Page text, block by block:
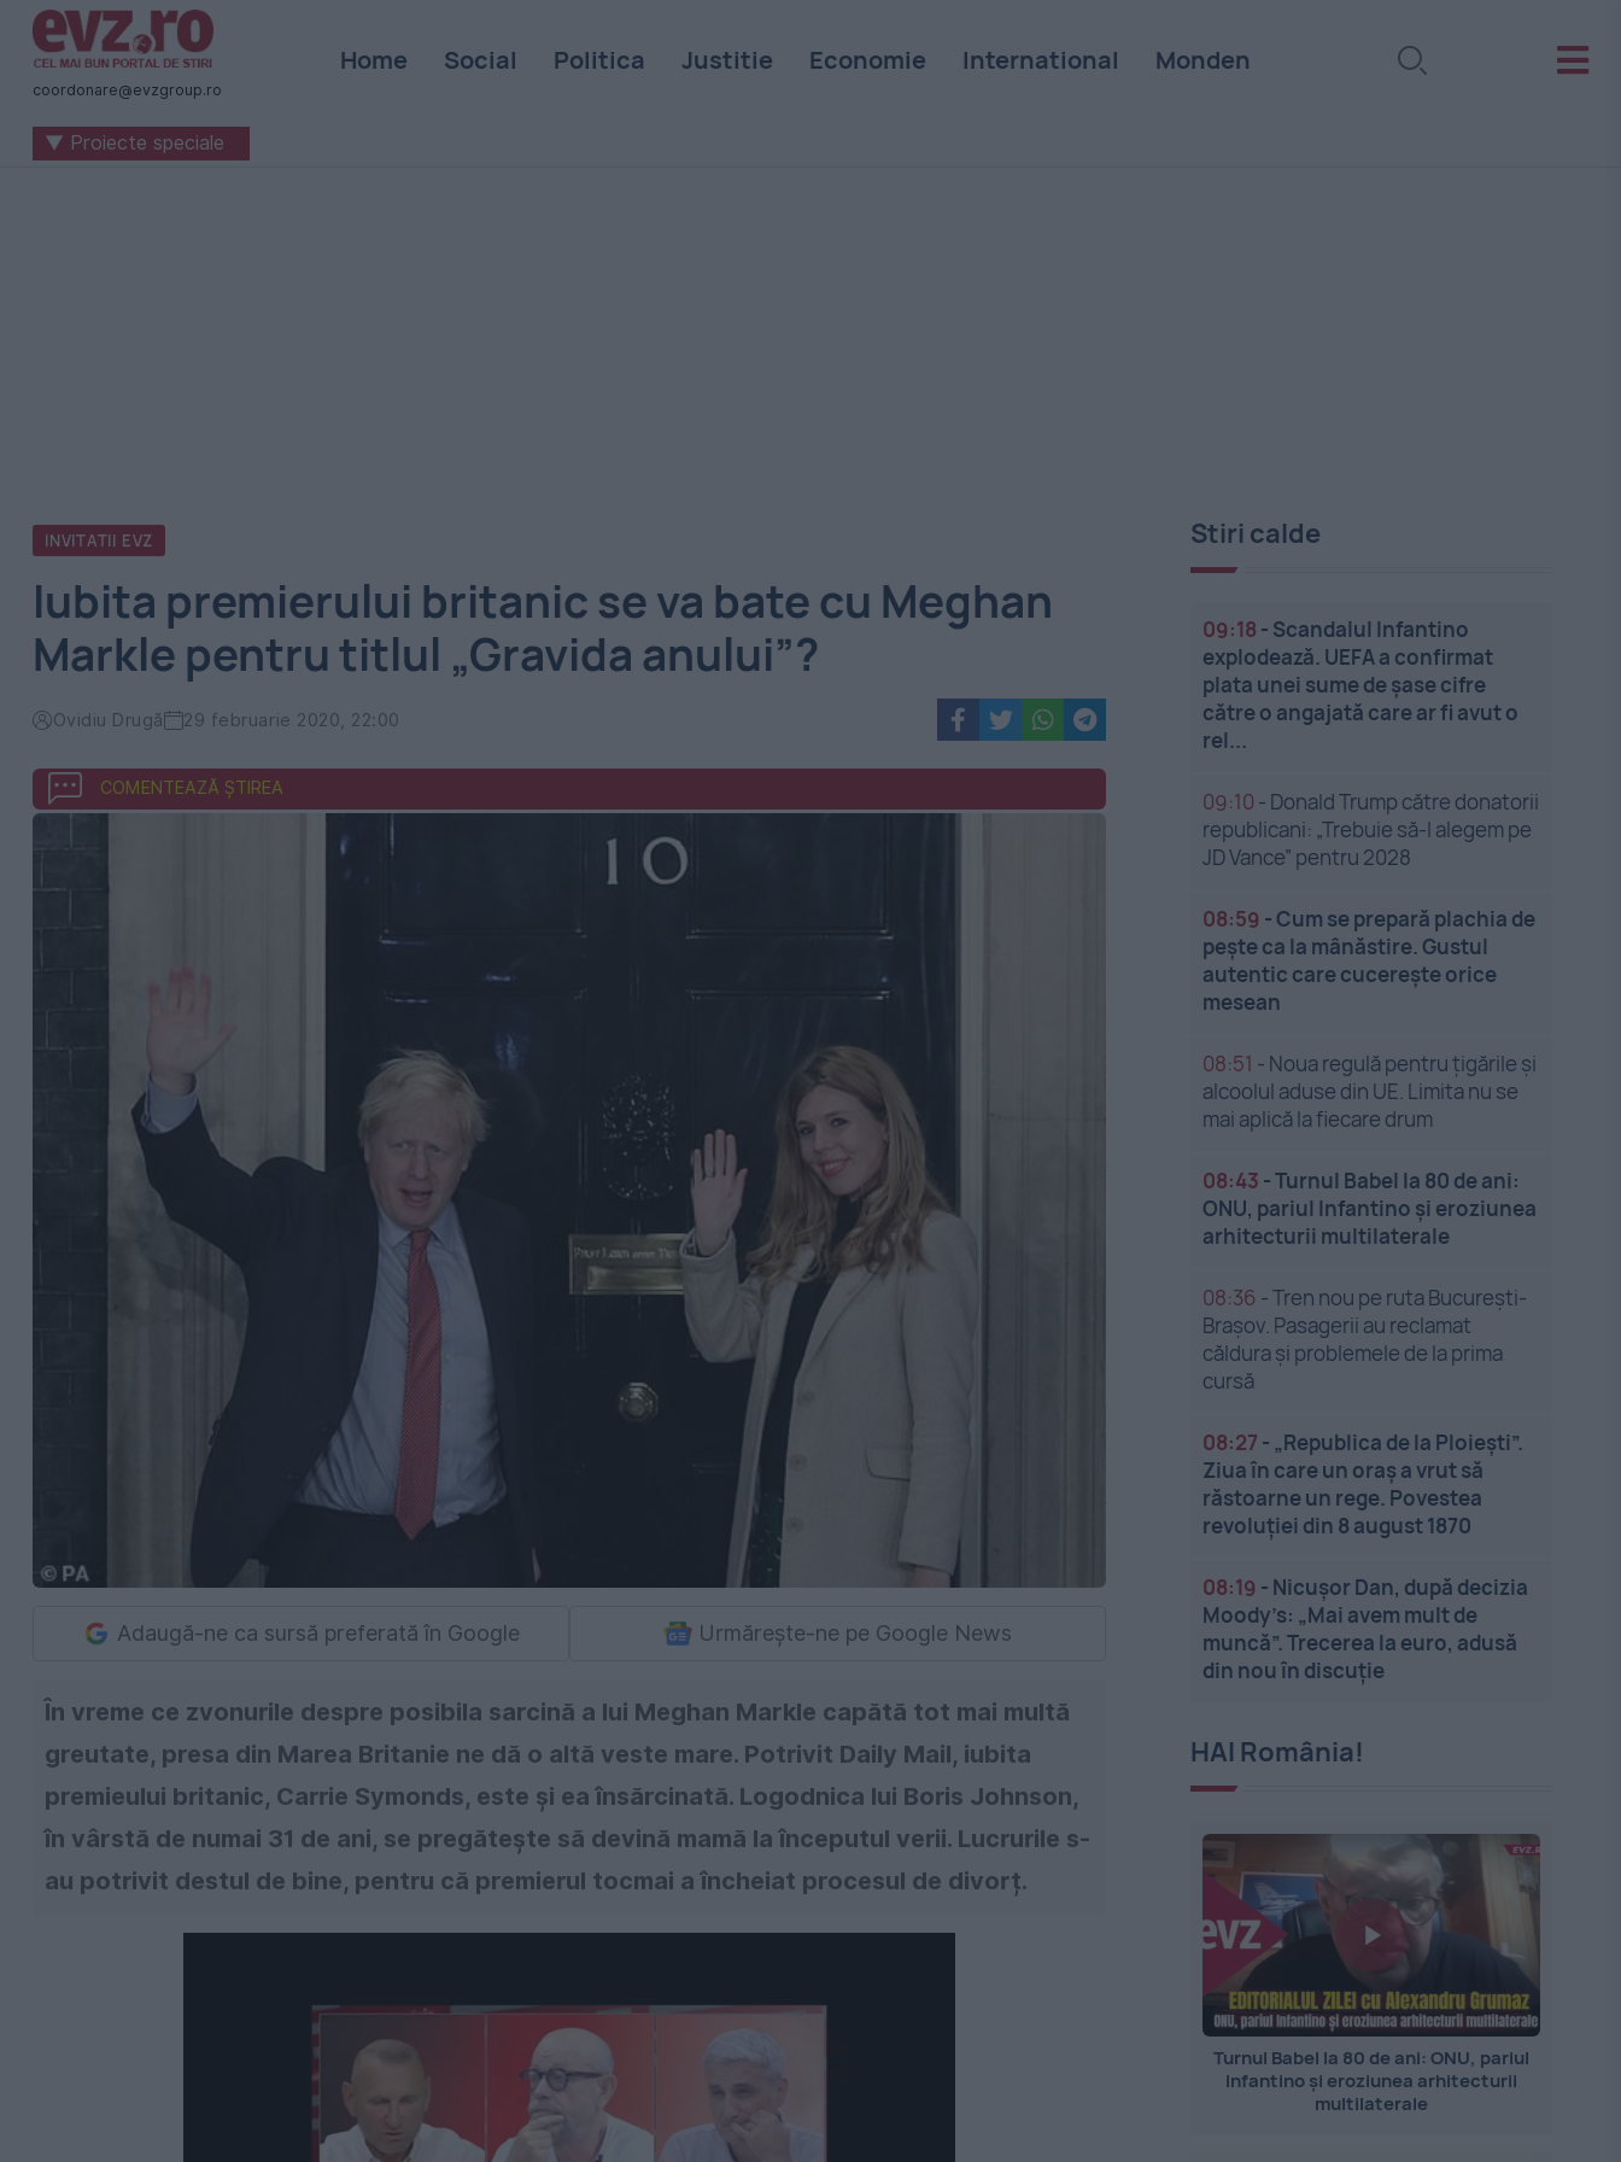
Știri
naționale
internaționale
coordonare@evzgroup.ro
Home Social Politica Justitie Economie International Monden
▼ Proiecte speciale
INVITATII EVZ
Iubita premierului britanic se va bate cu Meghan
Markle pentru titlul „Gravida anului”?
Ovidiu Drugă 29 februarie 2020, 22:00
COMENTEAZĂ ȘTIREA
Adaugă-ne ca sursă preferată în Google Urmărește-ne pe Google News
În vreme ce zvonurile despre posibila sarcină a lui Meghan Markle capătă tot mai multă
greutate, presa din Marea Britanie ne dă o altă veste mare. Potrivit Daily Mail, iubita
premieului britanic, Carrie Symonds, este și ea însărcinată. Logodnica lui Boris Johnson,
în vârstă de numai 31 de ani, se pregătește să devină mamă la începutul verii. Lucrurile s-
au potrivit destul de bine, pentru că premierul tocmai a încheiat procesul de divorț.
Stiri calde
09:18 - Scandalul Infantino
explodează. UEFA a confirmat
plata unei sume de șase cifre
către o angajată care ar fi avut o
rel...
09:10 - Donald Trump către donatorii
republicani: „Trebuie să-l alegem pe
JD Vance” pentru 2028
08:59 -Cum se prepară plachia de
pește ca la mânăstire. Gustul
autentic care cucerește orice
mesean
08:51 - Noua regulă pentru țigările și
alcoolul aduse din UE. Limita nu se
mai aplică la fiecare drum
08:43 -Turnul Babel la 80 de ani:
ONU, pariul Infantino și eroziunea
arhitecturii multilaterale
08:36 -Tren nou pe ruta București-
Brașov. Pasagerii au reclamat
căldura și problemele de la prima
cursă
08:27 - „Republica de la Ploiești”.
Ziua în care un oraș a vrut să
răstoarne un rege. Povestea
revoluției din 8 august 1870
08:19 - Nicușor Dan, după decizia
Moody’s: „Mai avem mult de
muncă”. Trecerea la euro, adusă
din nou în discuție
HAI România!
Turnul Babel la 80 de ani: ONU, pariul
Infantino și eroziunea arhitecturii
multilaterale